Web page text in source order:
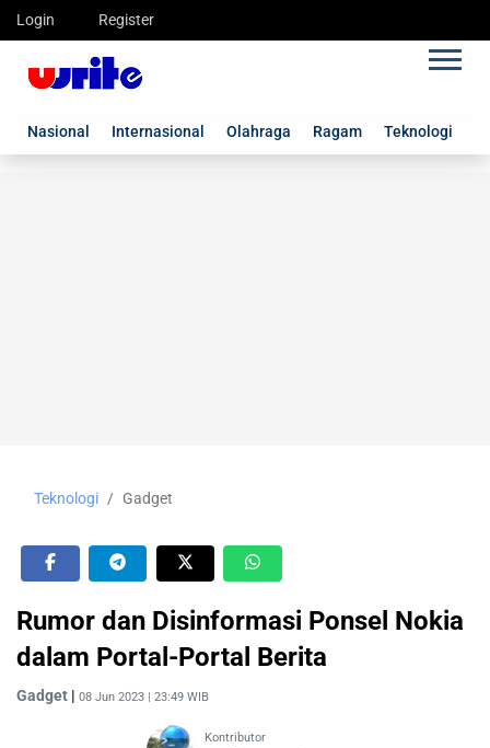
Login Register
Nasional Internasional Olahraga Ragam Teknologi
Teknologi Gadget
Rumor dan Disinformasi Ponsel Nokia
dalam Portal-Portal Berita
Gadget | 08 Jun 2023 | 23:49 WIB
Kontributor